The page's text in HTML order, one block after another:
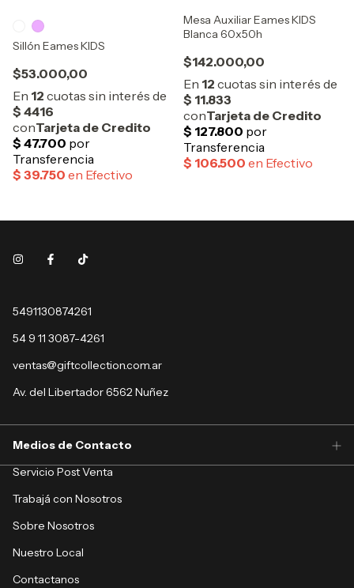
Sillón Eames KIDS
$53.000,00
Mesa Auxiliar Eames KIDS
Blanca 60x50h
$142.000,00
5491130874261
54 9 11 3087-4261
ventas@giftcollection.com.ar
Av. del Libertador 6562 Nuñez
Medios de Contacto
Servicio Post Venta
Trabajá con Nosotros
Sobre Nosotros
Nuestro Local
Contactanos